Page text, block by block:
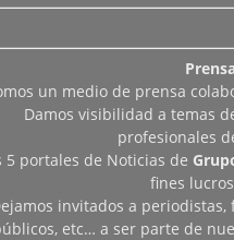
un medio de prensa
Damos visibilidad a temas
profesionales
5 portales de Noticias de
fines
invitados a
etc… a ser parte de